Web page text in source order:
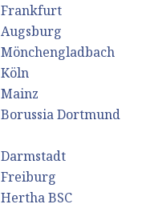
Frankfurt
Augsburg
Mönchengladbach
Köln
Mainz
Borussia Dortmund
Darmstadt
Freiburg
Hertha BSC